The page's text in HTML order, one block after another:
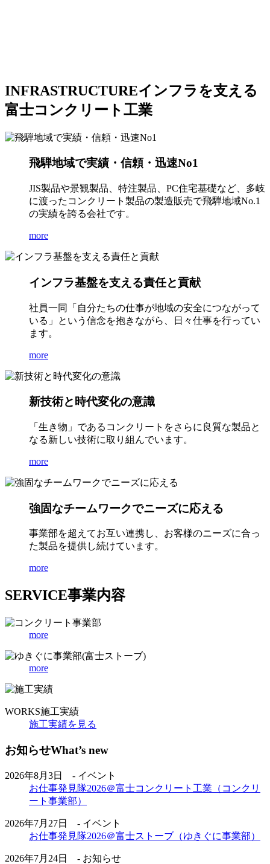
INFRASTRUCTUREインフラを支える
富士コンクリート工業
飛騨地域で実績・信頼・迅速No1
JIS製品や景観製品、特注製品、PC住宅基礎など、多岐
に渡ったコンクリート製品の製造販売で飛騨地域No.1
の実績を誇る会社です。
more
インフラ基盤を支える責任と貢献
社員一同「自分たちの仕事が地域の安全につながって
いる」という信念を抱きながら、日々仕事を行ってい
ます。
more
新技術と時代変化の意識
「生き物」であるコンクリートをさらに良質な製品と
なる新しい技術に取り組んでいます。
more
強固なチームワークでニーズに応える
事業部を超えてお互い連携し、お客様のニーズに合っ
た製品を提供し続けています。
more
SERVICE事業内容
more
more
WORKS施工実績
施工実績を見る
お知らせWhat’s new
2026年8月3日 - イベント
お仕事発見隊2026＠富士コンクリート工業（コンクリ
ート事業部）
2026年7月27日 - イベント
お仕事発見隊2026＠富士ストーブ（ゆきぐに事業部）
2026年7月24日 - お知らせ